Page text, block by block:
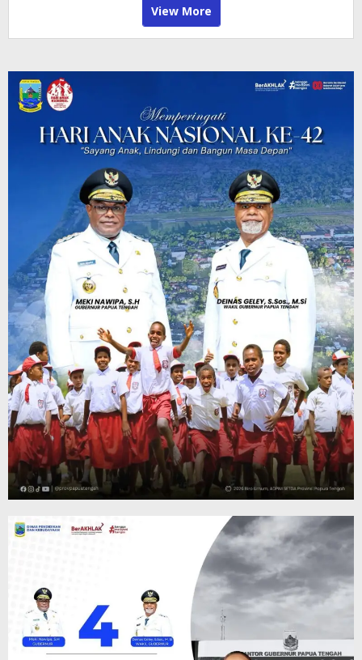
View More